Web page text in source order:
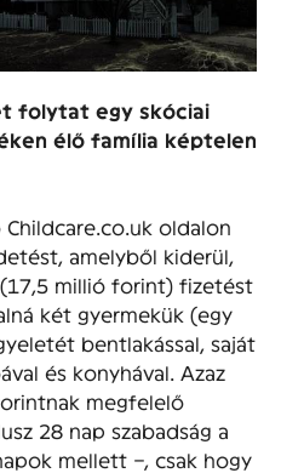
folytat egy skóciai
élő família képtelen
oldalon
amelyből kiderül,
millió forint) fizetést
két gyermekük (egy
bentlakással, saját
és konyhával. Azaz
megfelelő
28 nap szabadság a
mellett –, csak hogy